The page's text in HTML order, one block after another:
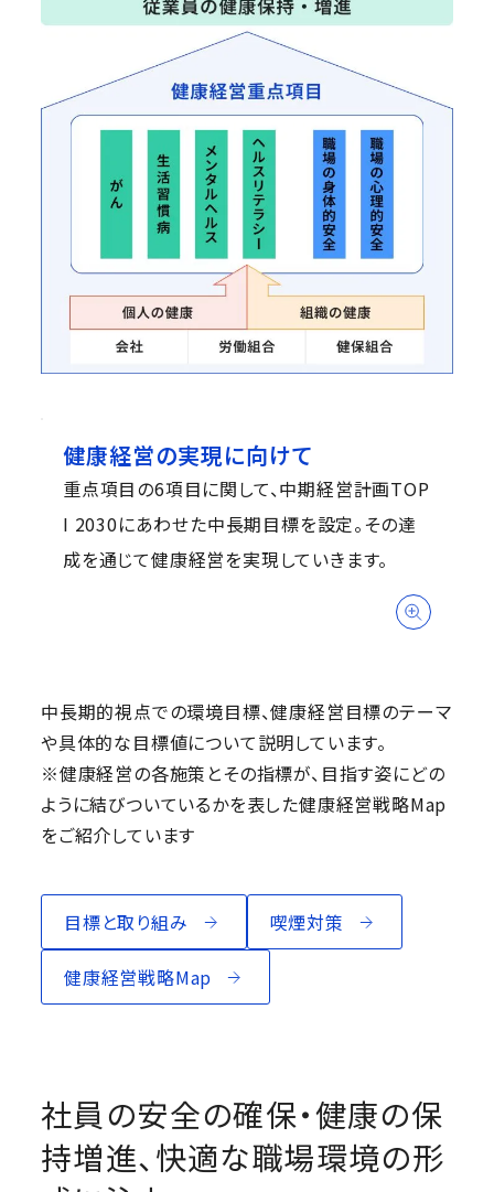
健康経営の実現に向けて
重点項目の6項目に関して、中期経営計画TOP
I 2030にあわせた中長期目標を設定。その達
成を通じて健康経営を実現していきます。
中長期的視点での環境目標、健康経営目標のテーマ
や具体的な目標値について説明しています。
※健康経営の各施策とその指標が、目指す姿にどの
ように結びついているかを表した健康経営戦略Map
をご紹介しています
目標と取り組み 喫煙対策
健康経営戦略Map
社員の安全の確保・健康の保
持増進、快適な職場環境の形